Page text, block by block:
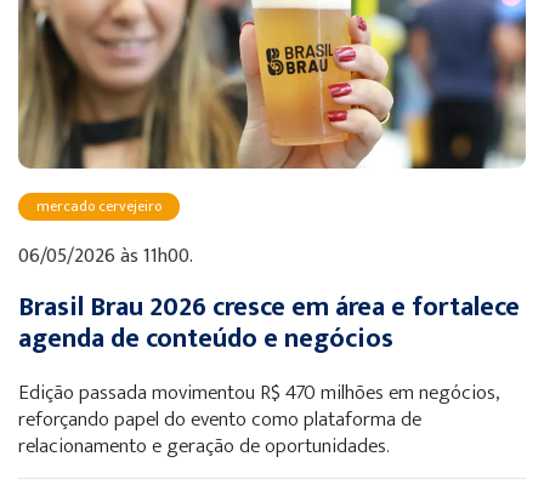
mercado cervejeiro
06/05/2026 às 11h00.
Brasil Brau 2026 cresce em área e fortalece
agenda de conteúdo e negócios
Edição passada movimentou R$ 470 milhões em negócios,
reforçando papel do evento como plataforma de
relacionamento e geração de oportunidades.